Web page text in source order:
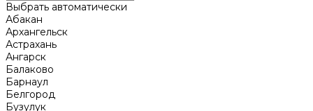
Выбрать автоматически
Абакан
Архангельск
Астрахань
Ангарск
Балаково
Барнаул
Белгород
Бузулук